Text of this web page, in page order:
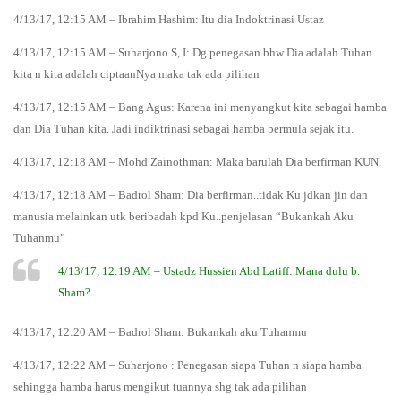
4/13/17, 12:15 AM – Ibrahim Hashim: Itu dia Indoktrinasi Ustaz
4/13/17, 12:15 AM – Suharjono S, I: Dg penegasan bhw Dia adalah Tuhan
kita n kita adalah ciptaanNya maka tak ada pilihan
4/13/17, 12:15 AM – Bang Agus: Karena ini menyangkut kita sebagai hamba
dan Dia Tuhan kita. Jadi indiktrinasi sebagai hamba bermula sejak itu.
4/13/17, 12:18 AM – Mohd Zainothman: Maka barulah Dia berfirman KUN.
4/13/17, 12:18 AM – Badrol Sham: Dia berfirman..tidak Ku jdkan jin dan
manusia melainkan utk beribadah kpd Ku..penjelasan “Bukankah Aku
Tuhanmu”
4/13/17, 12:19 AM – Ustadz Hussien Abd Latiff: Mana dulu b.
Sham?
4/13/17, 12:20 AM – Badrol Sham: Bukankah aku Tuhanmu
4/13/17, 12:22 AM – Suharjono : Penegasan siapa Tuhan n siapa hamba
sehingga hamba harus mengikut tuannya shg tak ada pilihan